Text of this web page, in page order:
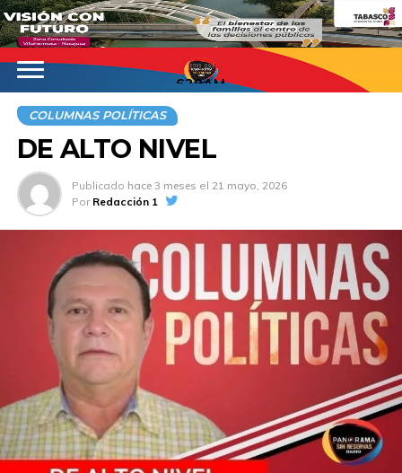
620AM
COLUMNAS POLÍTICAS
DE ALTO NIVEL
Publicado hace 3 meses el 21 mayo, 2026
Por Redacción 1